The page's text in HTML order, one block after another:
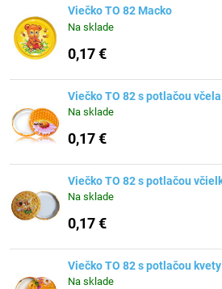
Viečko TO 82 Macko
Na sklade
0,17 €
Viečko TO 82 s potlačou
Na sklade
0,17 €
Viečko TO 82 s potlačou
Na sklade
0,17 €
Viečko TO 82 s potlačou
Na sklade